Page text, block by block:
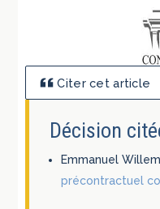
Citer cet article
Décision
Emmanuel
précontractuel